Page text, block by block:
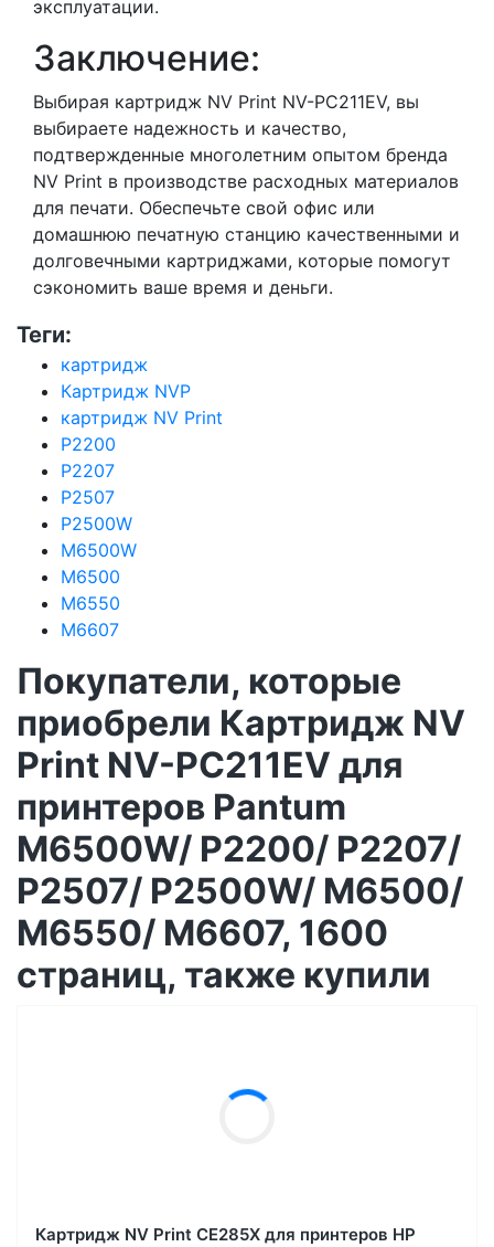
эксплуатации.
Заключение:
Выбирая картридж NV Print NV-PC211EV, вы
выбираете надежность и качество,
подтвержденные многолетним опытом бренда
NV Print в производстве расходных материалов
для печати. Обеспечьте свой офис или
домашнюю печатную станцию качественными и
долговечными картриджами, которые помогут
сэкономить ваше время и деньги.
Теги:
картридж
Картридж NVP
картридж NV Print
P2200
P2207
P2507
P2500W
M6500W
M6500
M6550
M6607
Покупатели, которые
приобрели Картридж NV
Print NV-PC211EV для
принтеров Pantum
M6500W/ P2200/ P2207/
P2507/ P2500W/ M6500/
M6550/ M6607, 1600
страниц, также купили
Картридж NV Print CE285X для принтеров HP